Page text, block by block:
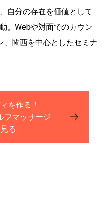
自分の存在を価値として
。Webや対面でのカウン
、関西を中心としたセミナ
を作る！
フマッサージ
る